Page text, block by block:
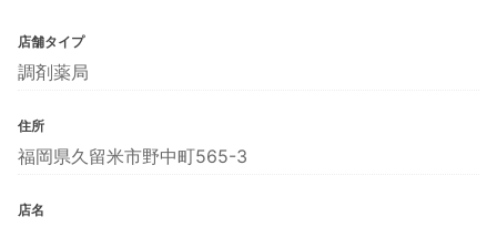
店舗タイプ
調剤薬局
住所
福岡県久留米市野中町565-3
店名